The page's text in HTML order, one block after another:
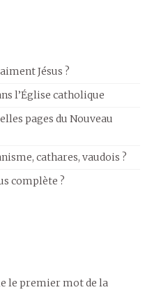
Jésus ?
l’Église catholique
pages du Nouveau
cathares, vaudois ?
complète ?
le premier mot de la